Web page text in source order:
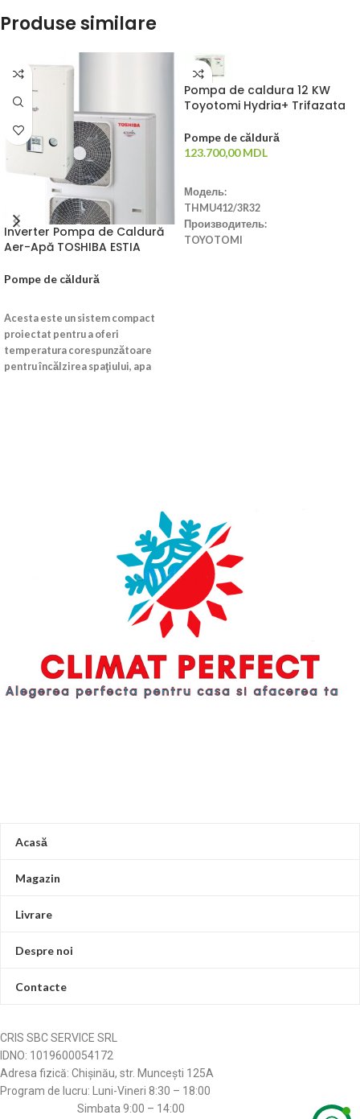
Produse similare
Inverter Pompa de Caldură
Aer-Apă TOSHIBA ESTIA
Pompe de căldură
Acesta este un sistem compact
proiectat pentru a oferi
temperatura corespunzătoare
pentru încălzirea spaţiului, apa
existente cu temperatură redusă,
încălzire prin pardoseală sau
ventiloconvectoare. Contribuie la
reducerea emisiilor de CO2 din
atmosferă. Telecomanda este
proiectată pentru a fi simplă,
intuitivă şi uşor de utilizat.
Inverterele Toshiba folosesc noua
unitate de acţionare inteligentă,
care asigură o gamă extinsă de
frecvenţe şi tensiuni. Apă caldă
Pompa de caldura 12 KW
Toyotomi Hydria+ Trifazata
Pompe de căldură
123.700,00MDL
Модель:
THMU412/3R32
Производитель:
TOYOTOMI
380 V
Putere sonoră dB(A):
63 dB(A)
Refrigerant:
Cantitate refrigerant:
1,6 Kg
COP Max.:
4,82 W
Capacitatea de încălzire:
12 KW
Acasă
Magazin
Livrare
Despre noi
Contacte
CRIS SBC SERVICE SRL
IDNO: 1019600054172
Adresa fizică: Chișinău, str. Muncești 125A
Program de lucru: Luni-Vineri 8:30 – 18:00
Simbata 9:00 – 14:00